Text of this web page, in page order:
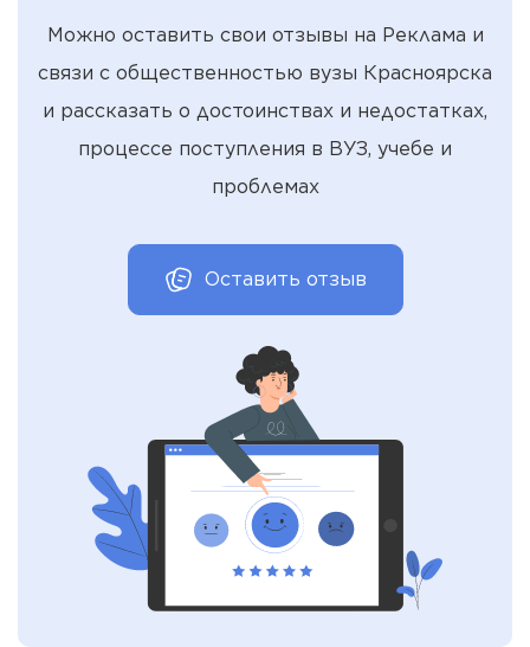
Можно оставить свои отзывы на Реклама и
связи с общественностью вузы Красноярска
и рассказать о достоинствах и недостатках,
процессе поступления в ВУЗ, учебе и
проблемах
Оставить отзыв